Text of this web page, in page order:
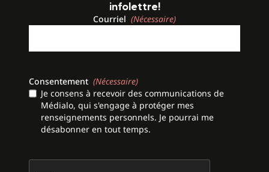
infolettre!
Courriel (Nécessaire)
Consentement (Nécessaire)
Je consens à recevoir des communications de
Médialo, qui s'engage à protéger mes
renseignements personnels. Je pourrai me
désabonner en tout temps.
CAPTCHA